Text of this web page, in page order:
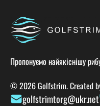
Пропонуємо найякіснішу
© 2026 Golfstrim. Created
golfstrimtorg@ukr.net